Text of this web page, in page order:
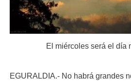
El miércoles será el día
EGURALDIA.- No habrá grandes